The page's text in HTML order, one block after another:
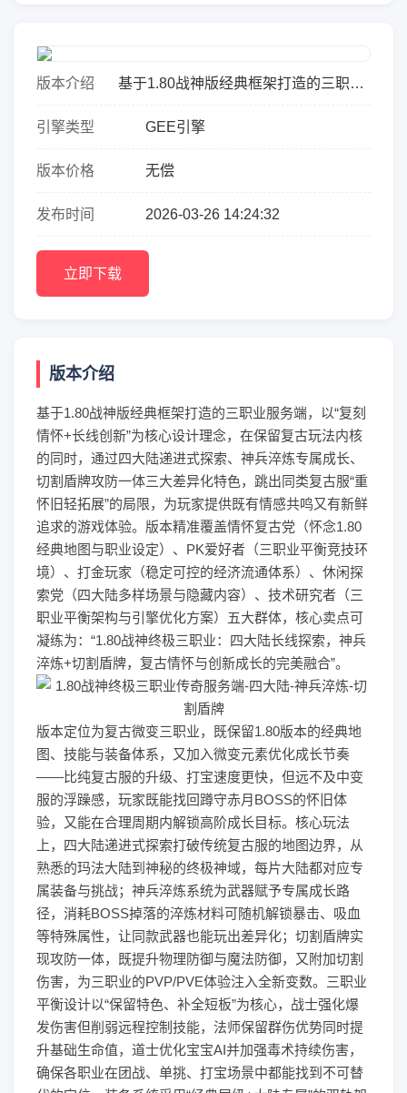
版本介绍
基于1.80战神版经典框架打造的三职业
设计理念，在保留复古玩法内核的同
引擎类型 GEE引擎
版本价格 无偿
发布时间 2026-03-26 14:24:32
立即下载
版本介绍
基于1.80战神版经典框架打造的三职业服务端，以“复刻
情怀+长线创新”为核心设计理念，在保留复古玩法内核
的同时，通过四大陆递进式探索、神兵淬炼专属成长、
切割盾牌攻防一体三大差异化特色，跳出同类复古服“重
怀旧轻拓展”的局限，为玩家提供既有情感共鸣又有新鲜
追求的游戏体验。版本精准覆盖情怀复古党（怀念1.80
经典地图与职业设定）、PK爱好者（三职业平衡竞技环
境）、打金玩家（稳定可控的经济流通体系）、休闲探
索党（四大陆多样场景与隐藏内容）、技术研究者（三
职业平衡架构与引擎优化方案）五大群体，核心卖点可
凝练为：“1.80战神终极三职业：四大陆长线探索，神兵
淬炼+切割盾牌，复古情怀与创新成长的完美融合”。
版本定位为复古微变三职业，既保留1.80版本的经典地
图、技能与装备体系，又加入微变元素优化成长节奏
——比纯复古服的升级、打宝速度更快，但远不及中变
服的浮躁感，玩家既能找回蹲守赤月BOSS的怀旧体
验，又能在合理周期内解锁高阶成长目标。核心玩法
上，四大陆递进式探索打破传统复古服的地图边界，从
熟悉的玛法大陆到神秘的终极神域，每片大陆都对应专
属装备与挑战；神兵淬炼系统为武器赋予专属成长路
径，消耗BOSS掉落的淬炼材料可随机解锁暴击、吸血
等特殊属性，让同款武器也能玩出差异化；切割盾牌实
现攻防一体，既提升物理防御与魔法防御，又附加切割
伤害，为三职业的PVP/PVE体验注入全新变数。三职业
平衡设计以“保留特色、补全短板”为核心，战士强化爆
发伤害但削弱远程控制技能，法师保留群伤优势同时提
升基础生命值，道士优化宝宝AI并加强毒术持续伤害，
确保各职业在团战、单挑、打宝场景中都能找到不可替